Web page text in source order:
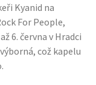
Kyanid na
For People,
6. června v Hradci
což kapelu